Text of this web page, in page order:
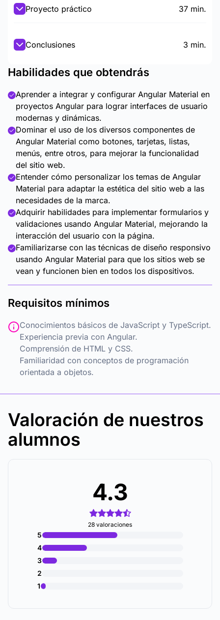
Proyecto práctico 37 min.
Conclusiones 3 min.
Habilidades que obtendrás
Aprender a integrar y configurar Angular Material en
proyectos Angular para lograr interfaces de usuario
modernas y dinámicas.
Dominar el uso de los diversos componentes de
Angular Material como botones, tarjetas, listas,
menús, entre otros, para mejorar la funcionalidad
del sitio web.
Entender cómo personalizar los temas de Angular
Material para adaptar la estética del sitio web a las
necesidades de la marca.
Adquirir habilidades para implementar formularios y
validaciones usando Angular Material, mejorando la
interacción del usuario con la página.
Familiarizarse con las técnicas de diseño responsivo
usando Angular Material para que los sitios web se
vean y funcionen bien en todos los dispositivos.
Requisitos mínimos
Conocimientos básicos de JavaScript y TypeScript.
Experiencia previa con Angular.
Comprensión de HTML y CSS.
Familiaridad con conceptos de programación
orientada a objetos.
Valoración de nuestros
alumnos
4.3
28 valoraciones
5
4
3
2
1